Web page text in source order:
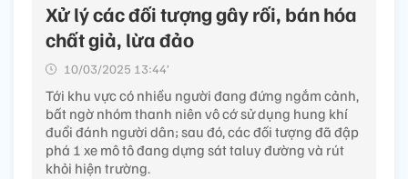
Xử lý các đối tượng gây rối, bán hóa
chất giả, lừa đảo
10/03/2025 13:44’
Tới khu vực có nhiều người đang đứng ngắm cảnh,
bất ngờ nhóm thanh niên vô cớ sử dụng hung khí
đuổi đánh người dân; sau đó, các đối tượng đã đập
phá 1 xe mô tô đang dựng sát taluy đường và rút
khỏi hiện trường.